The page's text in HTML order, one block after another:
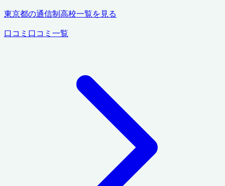
東京都の通信制高校一覧を見る
口コミ 口コミ一覧